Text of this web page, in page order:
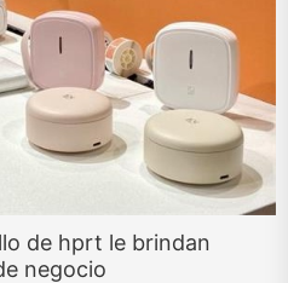
de hprt le brindan
negocio